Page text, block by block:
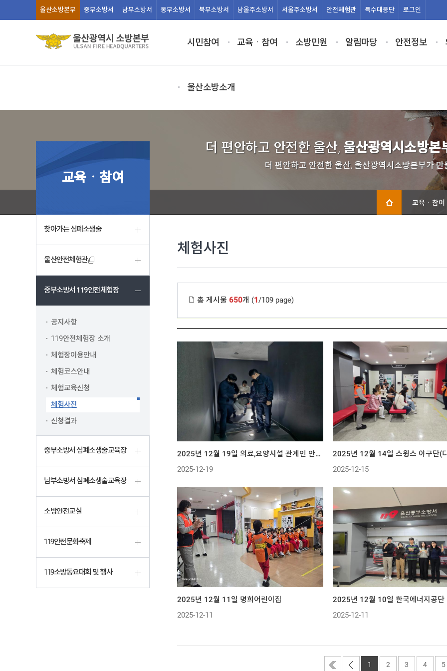
울산소방본부 중부소방서 남부소방서 동부소방서 북부소방서 남울주소방서 서울주소방서 안전체험관 특수대응단 로그인
시민참여 교육ㆍ참여 소방민원 알림마당 안전정보
울산소방소개
더 편안하고 안전한 울산, 울산광역시소방본
더 편안하고 안전한 울산, 울산광역시소방본부가 만
교육ㆍ참여
교육ㆍ참여
찾아가는 심폐소생술
울산안전체험관
중부소방서 119안전체험장
공지사항
119안전체험장 소개
체험장이용안내
체험코스안내
체험교육신청
체험사진
신청결과
중부소방서 심폐소생술교육장
남부소방서 심폐소생술교육장
소방안전교실
119안전문화축제
119소방동요대회 및 행사
체험사진
총 게시물 650개 (1/109 page)
2025년 12월 19일 의료,요양시설 관계인 안전교육(동강병원 등)
2025-12-19
2025년 12월 14일 스윙스 야구단(
2025-12-15
2025년 12월 11일 명희어린이집
2025-12-11
2025년 12월 10일 한국에너지공단
2025-12-11
1 2 3 4 5